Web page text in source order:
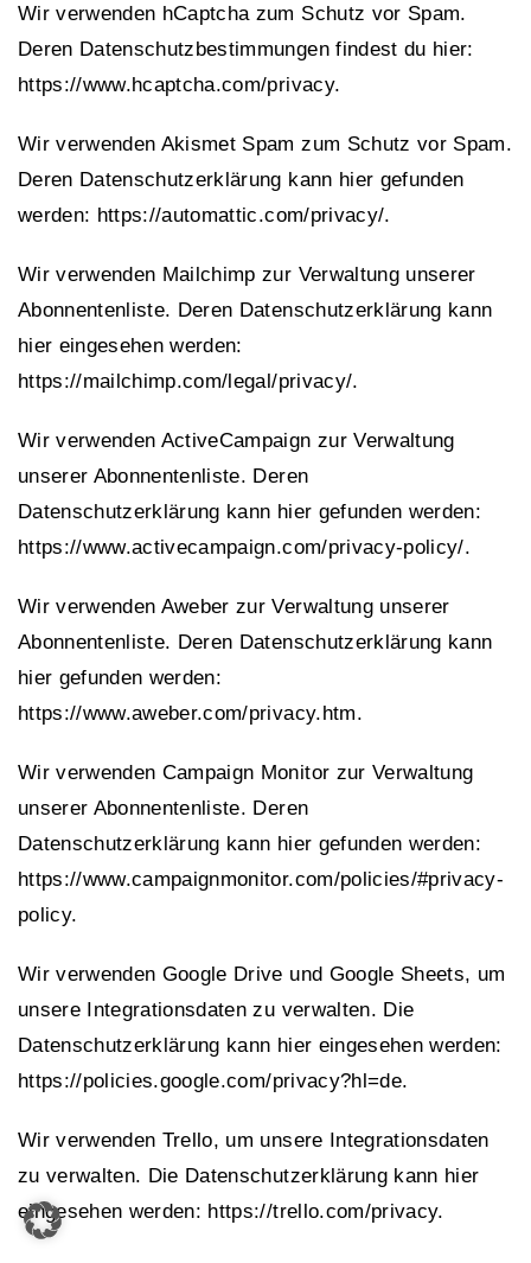
Wir verwenden hCaptcha zum Schutz vor Spam.
Deren Datenschutzbestimmungen findest du hier:
https://www.hcaptcha.com/privacy.
Wir verwenden Akismet Spam zum Schutz vor Spam.
Deren Datenschutzerklärung kann hier gefunden
werden: https://automattic.com/privacy/.
Wir verwenden Mailchimp zur Verwaltung unserer
Abonnentenliste. Deren Datenschutzerklärung kann
hier eingesehen werden:
https://mailchimp.com/legal/privacy/.
Wir verwenden ActiveCampaign zur Verwaltung
unserer Abonnentenliste. Deren
Datenschutzerklärung kann hier gefunden werden:
https://www.activecampaign.com/privacy-policy/.
Wir verwenden Aweber zur Verwaltung unserer
Abonnentenliste. Deren Datenschutzerklärung kann
hier gefunden werden:
https://www.aweber.com/privacy.htm.
Wir verwenden Campaign Monitor zur Verwaltung
unserer Abonnentenliste. Deren
Datenschutzerklärung kann hier gefunden werden:
https://www.campaignmonitor.com/policies/#privacy-
policy.
Wir verwenden Google Drive und Google Sheets, um
unsere Integrationsdaten zu verwalten. Die
Datenschutzerklärung kann hier eingesehen werden:
https://policies.google.com/privacy?hl=de.
Wir verwenden Trello, um unsere Integrationsdaten
zu verwalten. Die Datenschutzerklärung kann hier
eingesehen werden: https://trello.com/privacy.